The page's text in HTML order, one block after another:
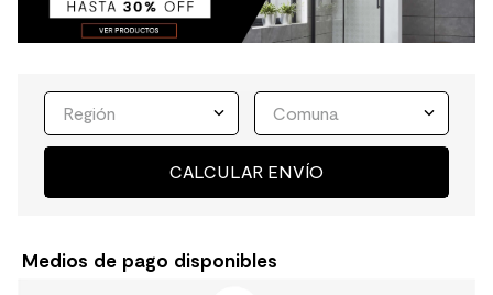
Región Comuna
CALCULAR ENVÍO
Medios de pago disponibles